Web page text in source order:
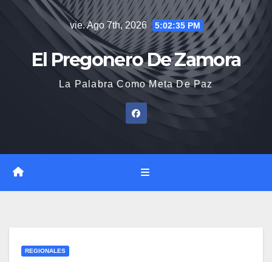
vie. Ago 7th, 2026 5:02:36 PM
El Pregonero De Zamora
La Palabra Como Meta De Paz
REGIONALES